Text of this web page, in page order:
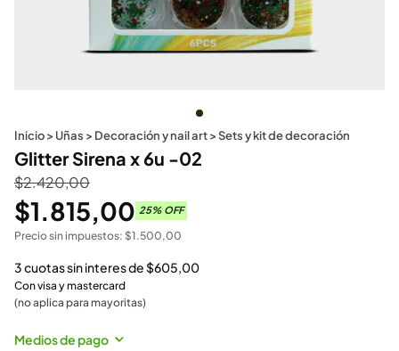
Inicio> Uñas > Decoración y nail art>Sets y kit de decoración
Glitter Sirena x 6u -02
$2.420,00
$1.815,00 25% OFF
Precio sin impuestos: $1.500,00
3 cuotas sin interes de$605,00
Con visa y mastercard
(no aplica para mayoritas)
Medios de pago